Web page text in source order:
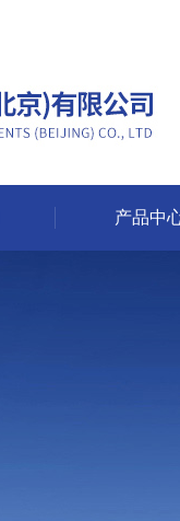
产品中